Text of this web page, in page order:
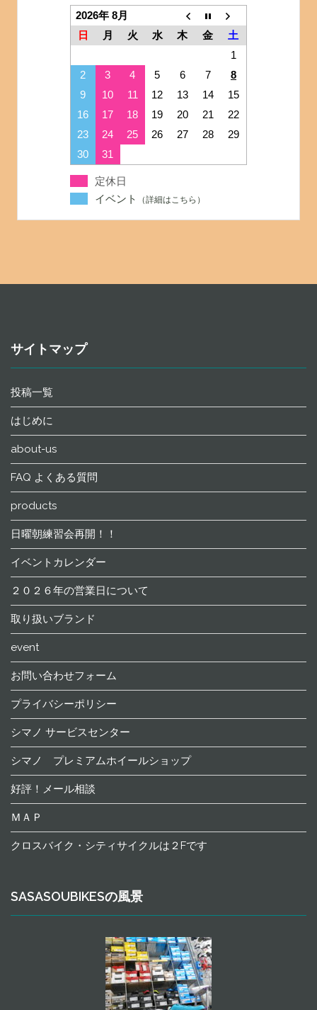
2026年 8月
日
月 火 水 木 金
土
1
2
3 4 5 6 7
8
9
10 11 12 13 14
15
16
17 18 19 20 21
22
23
24 25 26 27 28
29
30
31
定休日
イベント
サイトマップ
投稿一覧
はじめに
about-us
FAQ よくある質問
products
日曜朝練習会再開！！
イベントカレンダー
２０２６年の営業日について
取り扱いブランド
event
お問い合わせフォーム
プライバシーポリシー
シマノ サービスセンター
シマノ プレミアムホイールショップ
好評！メール相談
ＭＡＰ
クロスバイク・シティサイクルは２Fです
SASASOUBIKESの風景